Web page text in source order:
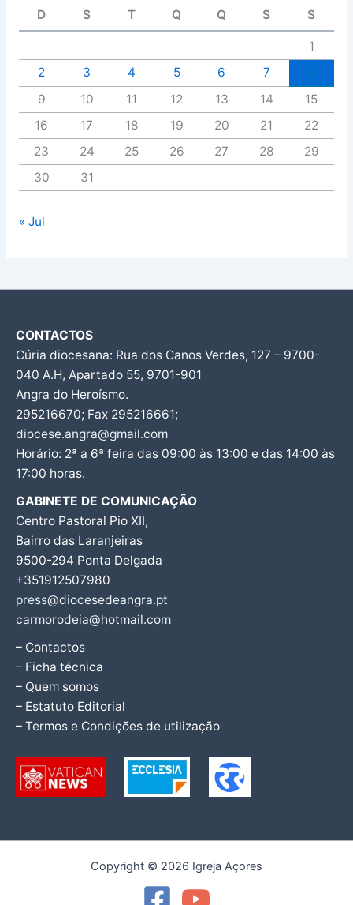
D S T Q Q S S
1
2
3 4 5 6 7
9
10 11 12 13 14
15
16
17 18 19 20 21
22
23
24 25 26 27 28
29
30
31
« Jul
CONTACTOS
Cúria diocesana: Rua dos Canos Verdes, 127 – 9700-
040 A.H, Apartado 55, 9701-901
Angra do Heroísmo.
295216670; Fax 295216661;
diocese.angra@gmail.com
Horário: 2ª a 6ª feira das 09:00 às 13:00 e das 14:00 às
17:00 horas.
GABINETE DE COMUNICAÇÃO
Centro Pastoral Pio XII,
Bairro das Laranjeiras
9500-294 Ponta Delgada
+351912507980
press@diocesedeangra.pt
carmorodeia@hotmail.com
– Contactos
– Ficha técnica
– Quem somos
– Estatuto Editorial
– Termos e Condições de utilização
Copyright © 2026 Igreja Açores